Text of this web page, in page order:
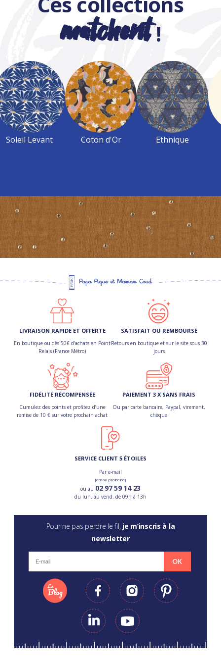
matchent!
Soleil Levant Coton d'Or Ethnique
LIVRAISON RAPIDE ET OFFERTE
En boutique ou dès 50€ d’achats en Point
Relais (France Métro)
SATISFAIT OU REMBOURSÉ
Retours en boutique et sur le site sous 30
jours
FIDÉLITÉ RÉCOMPENSÉE
Cumulez des points et profitez d’une
remise de 10 € sur votre prochain achat
PAIEMENT 3 X SANS FRAIS
Ou par carte bancaire, Paypal, virement,
chèque
SERVICE CLIENT 5 ÉTOILES
Par e-mail
[email protected]
ou au 02 97 59 14 23
du lun. au vend. de 09h à 13h
Pour ne pas perdre le fil, je m’inscris à la
newsletter
OK